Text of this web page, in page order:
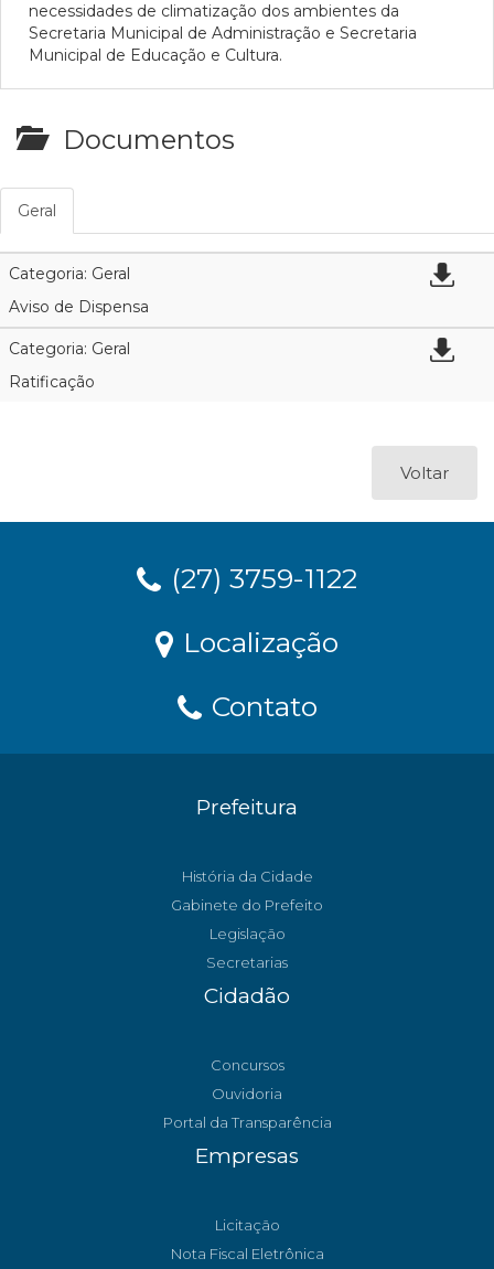
necessidades de climatização dos ambientes da
Secretaria Municipal de Administração e Secretaria
Municipal de Educação e Cultura.
Documentos
Geral
Categoria: Geral
Aviso de Dispensa
Categoria: Geral
Ratificação
Voltar
(27) 3759-1122
Localização
Contato
Prefeitura
História da Cidade
Gabinete do Prefeito
Legislação
Secretarias
Cidadão
Concursos
Ouvidoria
Portal da Transparência
Empresas
Licitação
Nota Fiscal Eletrônica